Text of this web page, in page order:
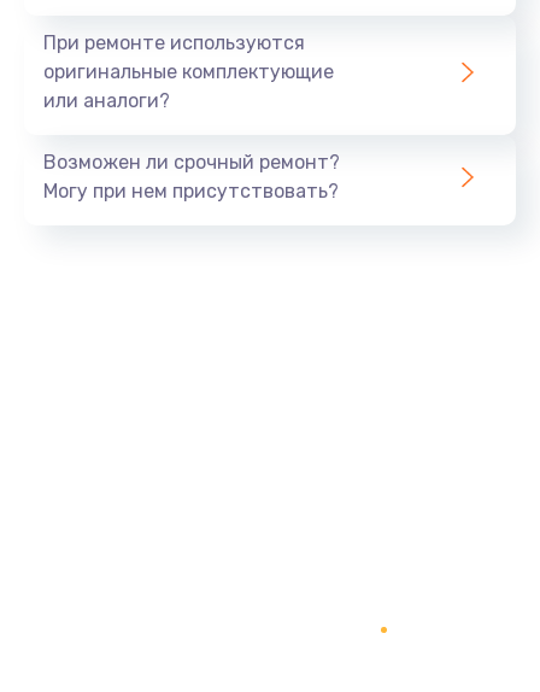
При ремонте используются
оригинальные комплектующие
или аналоги?
Возможен ли срочный ремонт?
Могу при нем присутствовать?